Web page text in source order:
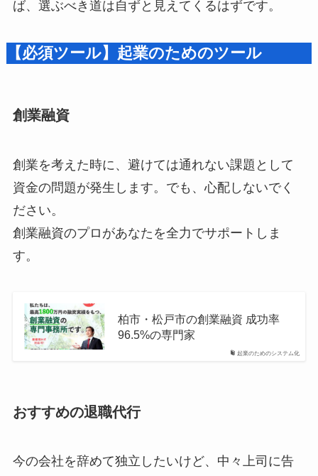
ば、選ぶべき道は自ずと見えてくるはずです。
【必須ツール】起業のためのツール
創業融資
創業を考えた時に、避けては通れない課題として
資金の問題が発生します。でも、心配しないでく
ださい。
創業融資のプロがあなたを全力でサポートしま
す。
起業のためのシステム化
柏市・松戸市の創業融資 成功率
96.5%の専門家
おすすめの退職代行
今の会社を辞めて独立したいけど、中々上司に告